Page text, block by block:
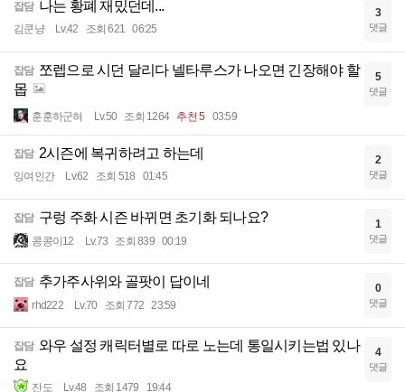
잡담 나는 황폐 재밌던데...
김쿤냥 Lv.42 조회 621 06:25
3
댓글
잡담 쪼렙으로 시던 달리다 넬타루스가 나오면 긴장해야 할
몹
훈훈하군혀 Lv.50 조회 1264 추천 5 03:59
5
댓글
잡담 2시즌에 복귀하려고 하는데
잉여인간 Lv.62 조회 518 01:45
2
댓글
잡담 구렁 주화 시즌 바뀌면 초기화 되나요?
콩콩이12 Lv.73 조회 839 00:19
1
댓글
잡담 추가주사위와 골팟이 답이네
rhd222 Lv.70 조회 772 23:59
0
댓글
잡담 와우 설정 캐릭터별로 따로 노는데 통일시키는법 있나
요
잔도 Lv.48 조회 1479 19:44
4
댓글